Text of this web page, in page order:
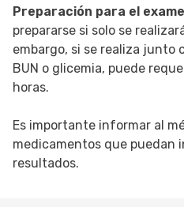
Preparación para el
prepararse si solo se
embargo, si se realiza junto
BUN o glicemia, puede
horas.
Es importante informar al
medicamentos que puedan
resultados.